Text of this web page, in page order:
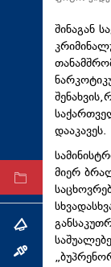
რეგიონი
კულტურა
არქივი
თემა
ინტერვიუ
შინაგან
დააკავეს.
მიერ